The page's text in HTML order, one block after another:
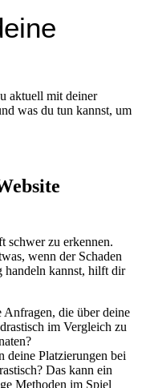
aktuell mit deiner
was du tun kannst, um
schwer zu erkennen.
wenn der Schaden
handeln kannst, hilft dir
Anfragen, die über deine
im Vergleich zu
deine Platzierungen bei
Das kann ein
Methoden im Spiel